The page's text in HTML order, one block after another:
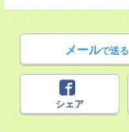
メールで送る
シェア